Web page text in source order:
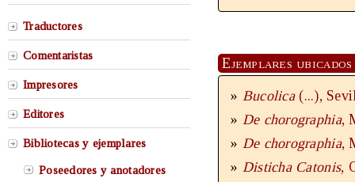
Traductores
Comentaristas
Impresores
Editores
Bibliotecas y ejemplares
Poseedores y anotadores
Ejemplares
» Bucolica(...),
» De chorographia,
» De chorographia,
» Disticha Catonis,